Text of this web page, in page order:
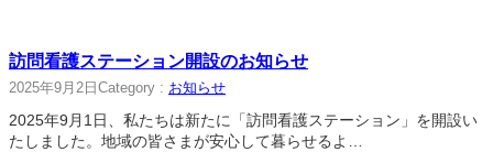
訪問看護ステーション開設のお知らせ
2025年9月2日 Category : お知らせ
2025年9月1日、私たちは新たに「訪問看護ステーション」を開設い
たしました。地域の皆さまが安心して暮らせるよ…